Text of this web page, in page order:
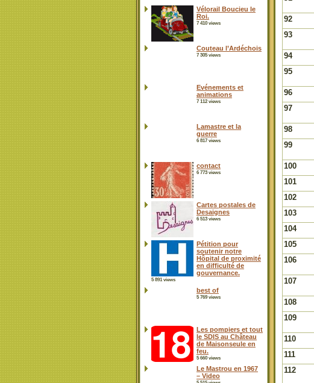
Vélorail Boucieu le
Roi.
7 410 views
Couteau l’Ardéchois
7 305 views
Evénements et
animations
7 112 views
Lamastre et la
guerre
6 817 views
contact
6 773 views
Cartes postales de
Desaignes
6 513 views
Pétition pour
soutenir notre
Hôpital de proximité
en difficulté de
gouvernance.
5 891 views
best of
5 769 views
Les pompiers et tout
le SDIS au Château
de Maisonseule en
feu.
5 660 views
Le Mastrou en 1967
– Video
92
93
94
95
96
97
98
99
100
101
102
103
104
105
106
107
108
109
110
111
112